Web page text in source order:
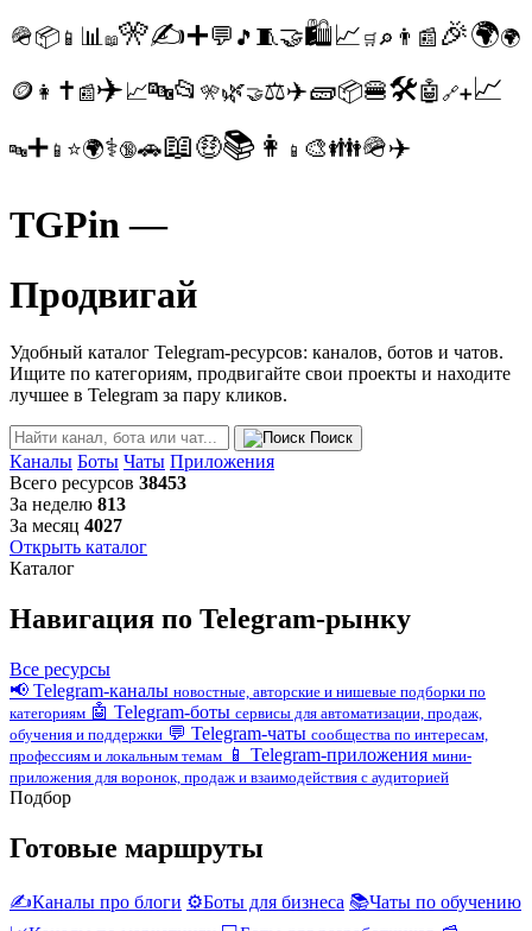
🪖📦 📱 📊📖🎌✍️➕💬 🎵 🧵🤝🛍️📈 🛒 🔎 👨 📰 🎉🌍🌍
🪙 👩 ✝️ 📰✈️📈🔤📂 🎌🌿🤝⚖️✈️🧱📦🍔🛠️🤖 🔗➕📈
🔤➕ 📱 ⭐🌍⚕️🔞🚗📖🤑📚 👩 📱 🎨👪🪖✈️
TGPin —
Продвигай
Удобный каталог Telegram-ресурсов: каналов, ботов и чатов.
Ищите по категориям, продвигайте свои проекты и находите
лучшее в Telegram за пару кликов.
Поиск
Каналы Боты Чаты Приложения
Всего ресурсов 38453
За неделю 813
За месяц 4027
Открыть каталог
Каталог
Навигация по Telegram-рынку
Все ресурсы
📢 Telegram-каналы новостные, авторские и нишевые подборки по
категориям 🤖 Telegram-боты сервисы для автоматизации, продаж,
обучения и поддержки 💬 Telegram-чаты сообщества по интересам,
профессиям и локальным темам 📱 Telegram-приложения мини-
приложения для воронок, продаж и взаимодействия с аудиторией
Подбор
Готовые маршруты
✍️Каналы про блоги ⚙️Боты для бизнеса 📚Чаты по обучению